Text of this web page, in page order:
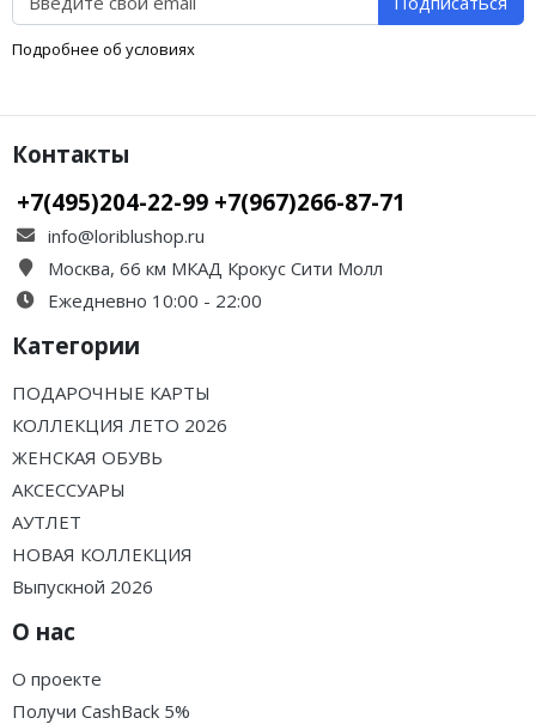
Подробнее об условиях
Контакты
+7(495)204-22-99 +7(967)266-87-71
info@loriblushop.ru
Москва, 66 км МКАД Крокус Сити Молл
Ежедневно 10:00 - 22:00
Категории
ПОДАРОЧНЫЕ КАРТЫ
КОЛЛЕКЦИЯ ЛЕТО 2026
ЖЕНСКАЯ ОБУВЬ
АКСЕССУАРЫ
АУТЛЕТ
НОВАЯ КОЛЛЕКЦИЯ
Выпускной 2026
О нас
О проекте
Получи CashBack 5%